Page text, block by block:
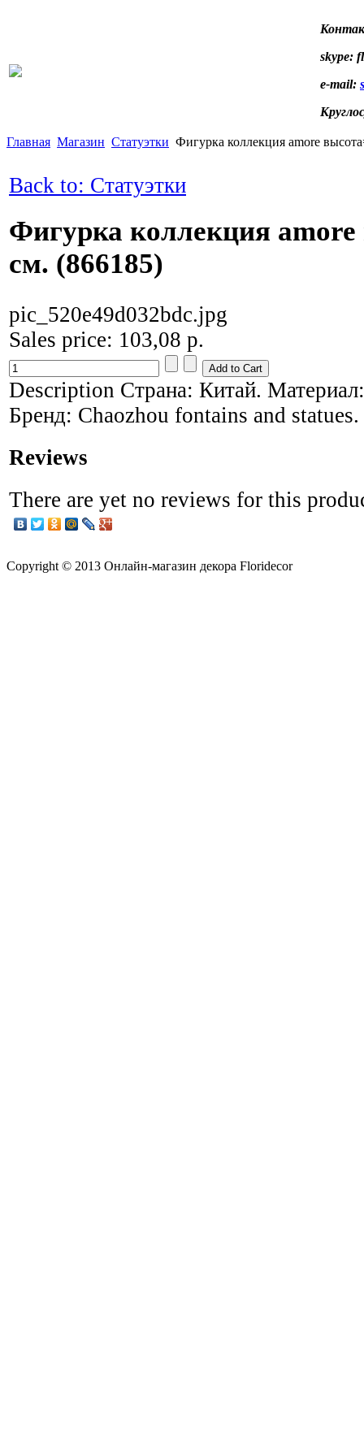
skype:
e-mail:
Главная Магазин Статуэтки Фигурка коллекция amore
Back to: Статуэтки
Фигурка коллекция amore
см. (866185)
pic_520e49d032bdc.jpg
Sales price: 103,08 р.
Description Страна: Китай.
Бренд: Chaozhou fontains and statues.
Reviews
There are yet no reviews for this
Copyright © 2013 Онлайн-магазин декора Floridecor